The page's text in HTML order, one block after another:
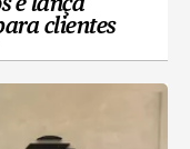
e lança
clientes